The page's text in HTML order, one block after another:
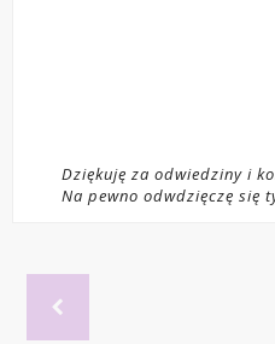
Dziękuję za odwiedziny i
Na pewno odwdzięczę się